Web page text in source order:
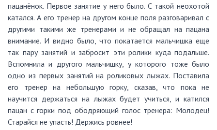
пацанёнок. Первое занятие у него было. С такой неохотой
катался. А его тренер на другом конце поля разговаривал с
другими такими же тренерами и не обращал на пацана
внимание. И видно было, что покатается мальчишка еще
так пару занятий и забросит эти ролики куда подальше.
Вспомнила и другого мальчишку, у которого тоже было
одно из первых занятий на роликовых лыжах. Поставила
его тренер на небольшую горку, сказав, что пока не
научится держаться на лыжах будет учиться, и катился
пацан с горки под ободряющий голос тренера: Молодец!
Старайся не упасть! Держись ровнее!